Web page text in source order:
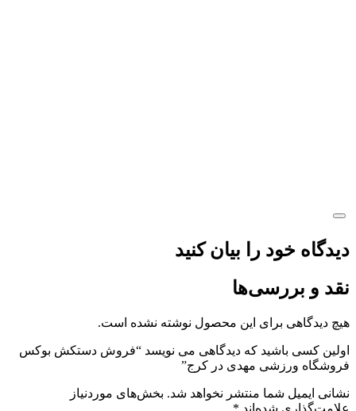
دیدگاه خود را بیان کنید
نقد و بررسی‌ها
هیچ دیدگاهی برای این محصول نوشته نشده است.
اولین کسی باشید که دیدگاهی می نویسد “فروش دستکش بوکس
فروشگاه ورزشی مهدی در کرج”
نشانی ایمیل شما منتشر نخواهد شد. بخش‌های موردنیاز